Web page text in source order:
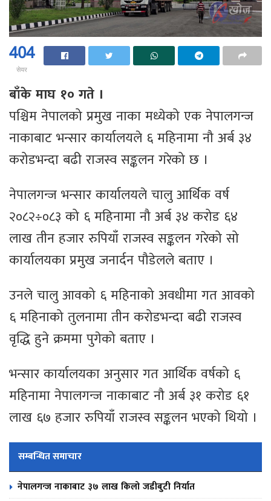
404
सेयर
बाँके माघ १० गते ।
पश्चिम नेपालको प्रमुख नाका मध्येको एक नेपालगन्ज
नाकाबाट भन्सार कार्यालयले ६ महिनामा नौ अर्ब ३४
करोडभन्दा बढी राजस्व सङ्कलन गरेको छ ।
नेपालगन्ज भन्सार कार्यालयले चालु आर्थिक वर्ष
२०८२÷०८३ को ६ महिनामा नौ अर्ब ३४ करोड ६४
लाख तीन हजार रुपियाँ राजस्व सङ्कलन गरेको सो
कार्यालयका प्रमुख जनार्दन पौडेलले बताए ।
उनले चालु आवको ६ महिनाको अवधीमा गत आवको
६ महिनाको तुलनामा तीन करोडभन्दा बढी राजस्व
वृद्धि हुने क्रममा पुगेको बताए ।
भन्सार कार्यालयका अनुसार गत आर्थिक वर्षको ६
महिनामा नेपालगन्ज नाकाबाट नौ अर्ब ३१ करोड ६१
लाख ६७ हजार रुपियाँ राजस्व सङ्कलन भएको थियो ।
सम्बन्धित समाचार
नेपालगन्ज नाकाबाट ३७ लाख किलो जडीबुटी निर्यात